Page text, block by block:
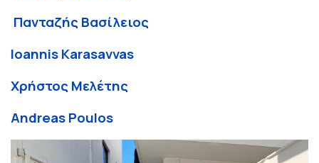
Πανταζής Βασίλειος
Ioannis Karasavvas
Χρήστος Μελέτης
Andreas Poulos